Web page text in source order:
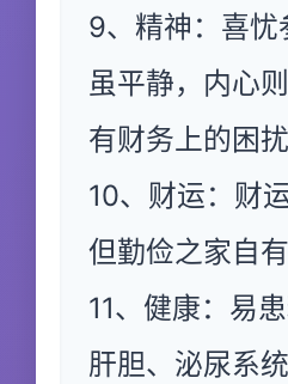
9、精神：喜忧
虽平静，内心
有财务上的困扰
10、财运：财
但勤俭之家自有
11、健康：易
肝胆、泌尿系统